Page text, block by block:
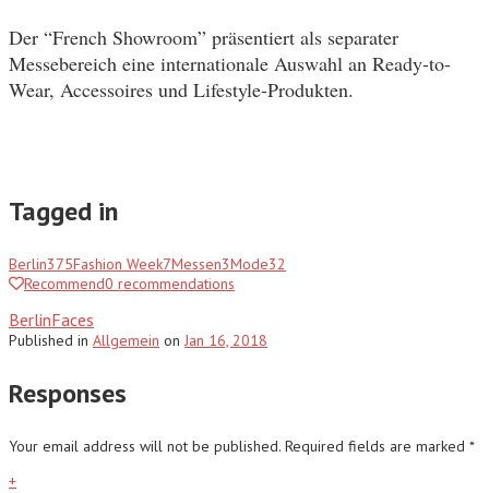
Der “French Showroom” präsentiert als separater
Messebereich eine internationale Auswahl an Ready-to-
Wear, Accessoires und Lifestyle-Produkten.
Tagged in
Berlin375Fashion Week7Messen3Mode32
Recommend0 recommendations
BerlinFaces
Published in Allgemein on Jan 16, 2018
Responses
Your email address will not be published. Required fields are marked *
+